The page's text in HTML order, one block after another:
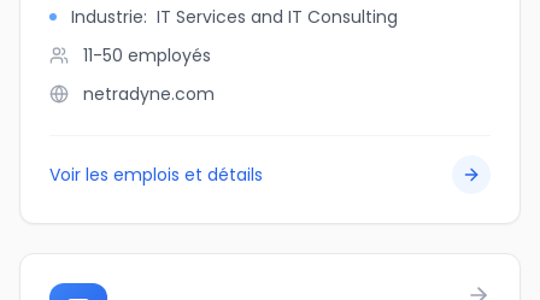
Industrie: IT Services and IT Consulting
11-50 employés
netradyne.com
Voir les emplois et détails